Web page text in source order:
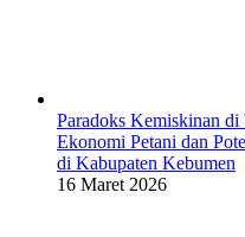
Paradoks Kemiskinan
Ekonomi Petani dan
di Kabupaten Kebumen
16 Maret 2026